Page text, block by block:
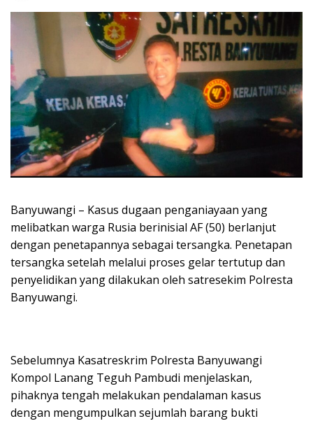
Banyuwangi – Kasus dugaan penganiayaan yang
melibatkan warga Rusia berinisial AF (50) berlanjut
dengan penetapannya sebagai tersangka. Penetapan
tersangka setelah melalui proses gelar tertutup dan
penyelidikan yang dilakukan oleh satresekim Polresta
Banyuwangi.
Sebelumnya Kasatreskrim Polresta Banyuwangi
Kompol Lanang Teguh Pambudi menjelaskan,
pihaknya tengah melakukan pendalaman kasus
dengan mengumpulkan sejumlah barang bukti